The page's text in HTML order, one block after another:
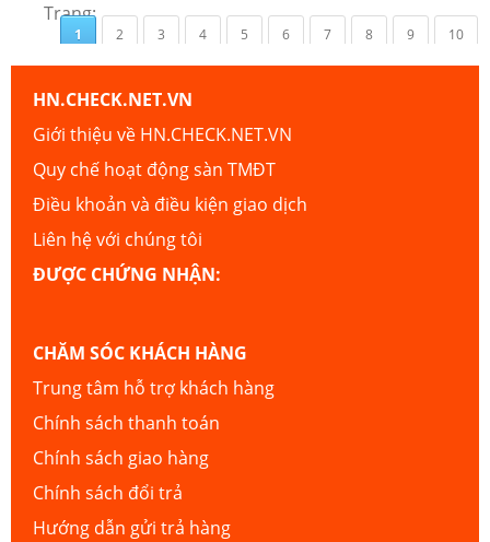
Trang:
1 2 3 4 5 6 7 8 9 10
HN.CHECK.NET.VN
Giới thiệu về HN.CHECK.NET.VN
Quy chế hoạt động sàn TMĐT
Điều khoản và điều kiện giao dịch
Liên hệ với chúng tôi
ĐƯỢC CHỨNG NHẬN:
CHĂM SÓC KHÁCH HÀNG
Trung tâm hỗ trợ khách hàng
Chính sách thanh toán
Chính sách giao hàng
Chính sách đổi trả
Hướng dẫn gửi trả hàng